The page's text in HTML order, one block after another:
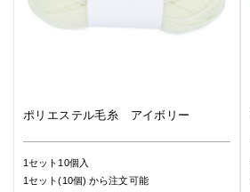
ポリエステル毛糸 アイボリー
1セット10個入
1セット(10個)から注文可能